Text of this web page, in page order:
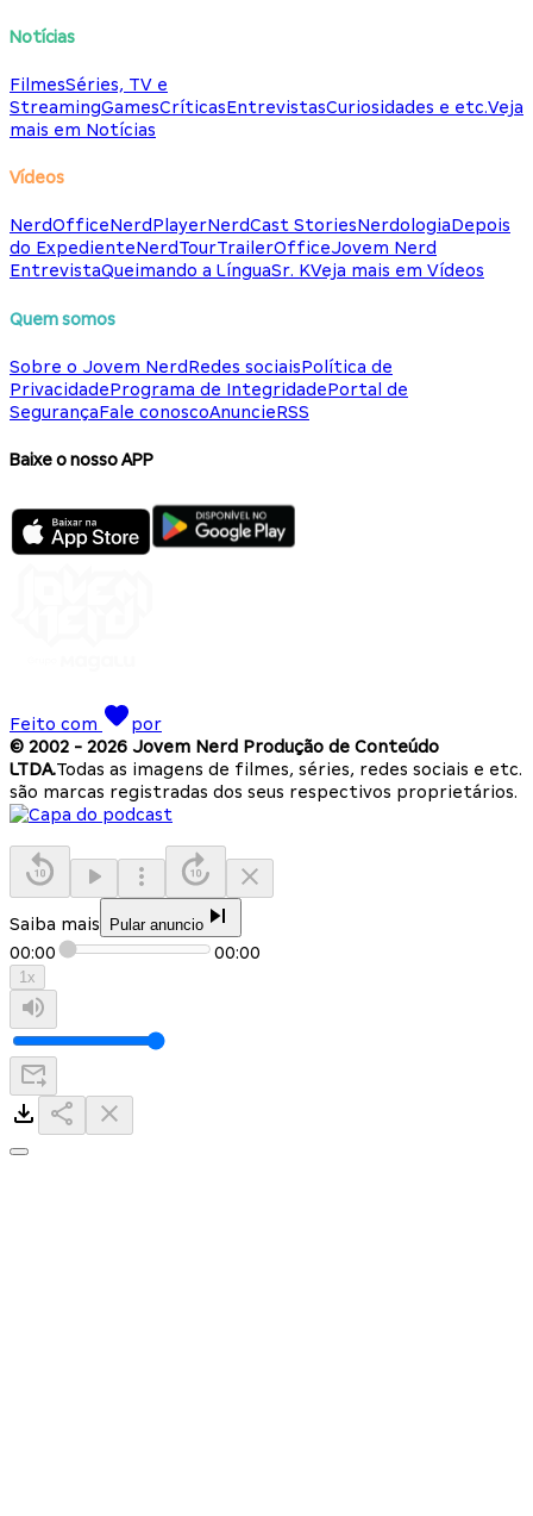
Notícias
FilmesSéries, TV e
StreamingGamesCríticasEntrevistasCuriosidades e etc.Veja
mais em Notícias
Vídeos
NerdOfficeNerdPlayerNerdCast StoriesNerdologiaDepois
do ExpedienteNerdTourTrailerOfficeJovem Nerd
EntrevistaQueimando a LínguaSr. KVeja mais em Vídeos
Quem somos
Sobre o Jovem NerdRedes sociaisPolítica de
PrivacidadePrograma de IntegridadePortal de
SegurançaFale conoscoAnuncieRSS
Baixe o nosso APP
Feito com
por
© 2002 - 2026 Jovem Nerd Produção de Conteúdo
LTDA.Todas as imagens de filmes, séries, redes sociais e etc.
são marcas registradas dos seus respectivos proprietários.
Saiba mais Pular anuncio
00:00 00:00
1x